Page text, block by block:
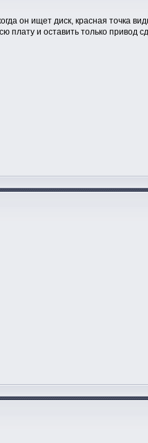
он ищет диск, красная точка
плату и оставить только